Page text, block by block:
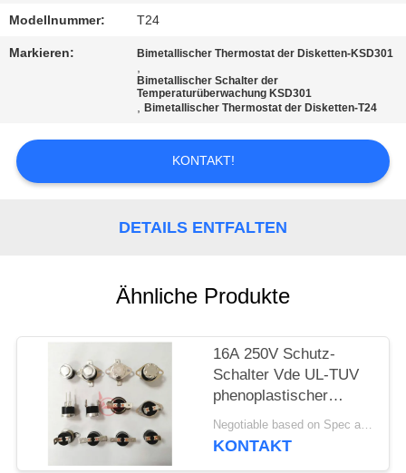
TRETEN
SIE
IN
VERBINDUNG
NACHRICHTEN
SITEMAP
PRIVACY
POLICY
Modellnummer: T24
Markieren: Bimetallischer Thermostat der Disketten-KSD301
,
Bimetallischer Schalter der
Temperaturüberwachung KSD301
,Bimetallischer Thermostat der Disketten-T24
KONTAKT!
DETAILS ENTFALTEN
Ähnliche Produkte
16A 250V Schutz-
Schalter Vde UL-TUV
phenoplastischer
thermischer Fall-T23
T24 KSD301
Negotiable based on Spec and Qty. MOQ:1000pcs
KONTAKT